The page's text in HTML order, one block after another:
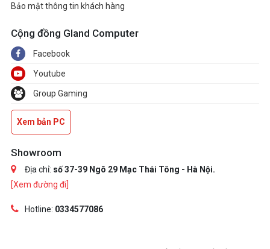
Bảo mật thông tin khách hàng
Cộng đồng Gland Computer
Facebook
Youtube
Group Gaming
Xem bản PC
Showroom
Địa chỉ: số 37-39 Ngõ 29 Mạc Thái Tông - Hà Nội.
[Xem đường đi]
Hotline: 0334577086